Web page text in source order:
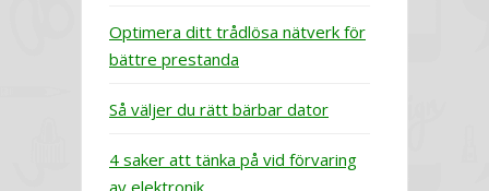
Optimera ditt trådlösa nätverk för
bättre prestanda
Så väljer du rätt bärbar dator
4 saker att tänka på vid förvaring